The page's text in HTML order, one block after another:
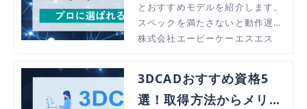
とおすすめモデルを紹介します。
スペックを満たさないと動作遅延
やデータが開けない等不具合が生
株式会社エービーケーエスエス
3DCADおすすめ資格5
選！取得方法からメリッ